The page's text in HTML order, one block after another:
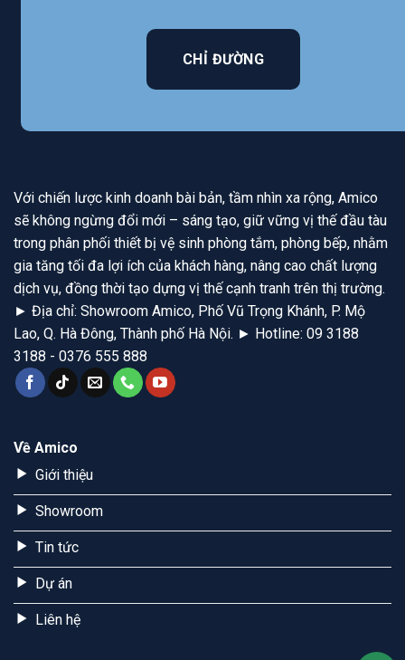
CHỈ ĐƯỜNG
Với chiến lược kinh doanh bài bản, tầm nhìn xa rộng, Amico
sẽ không ngừng đổi mới – sáng tạo, giữ vững vị thế đầu tàu
trong phân phối thiết bị vệ sinh phòng tắm, phòng bếp, nhằm
gia tăng tối đa lợi ích của khách hàng, nâng cao chất lượng
dịch vụ, đồng thời tạo dựng vị thế cạnh tranh trên thị trường.
► Địa chỉ: Showroom Amico, Phố Vũ Trọng Khánh, P. Mộ
Lao, Q. Hà Đông, Thành phố Hà Nội. ► Hotline: 09 3188
3188 - 0376 555 888
Về Amico
Giới thiệu
Showroom
Tin tức
Dự án
Liên hệ